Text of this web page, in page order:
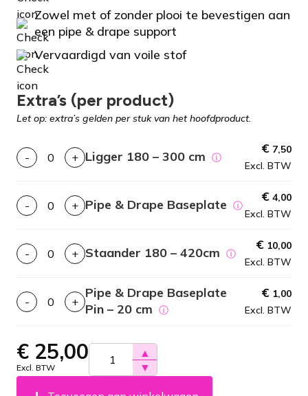
Zowel met of zonder plooi te bevestigen aan
een pipe & drape support
Vervaardigd van voile stof
Extra’s (per product)
Let op: extra’s gelden per stuk van het hoofdproduct.
- + Ligger 180 – 300 cm ⓘ
€ 7,50
Excl. BTW
- + Pipe & Drape Baseplate ⓘ
€ 4,00
Excl. BTW
- + Staander 180 – 420cm ⓘ
€ 10,00
Excl. BTW
- +
Pipe & Drape Baseplate
Pin – 20 cm ⓘ
€ 1,00
Excl. BTW
€ 25,00
Excl. BTW
▲
▼